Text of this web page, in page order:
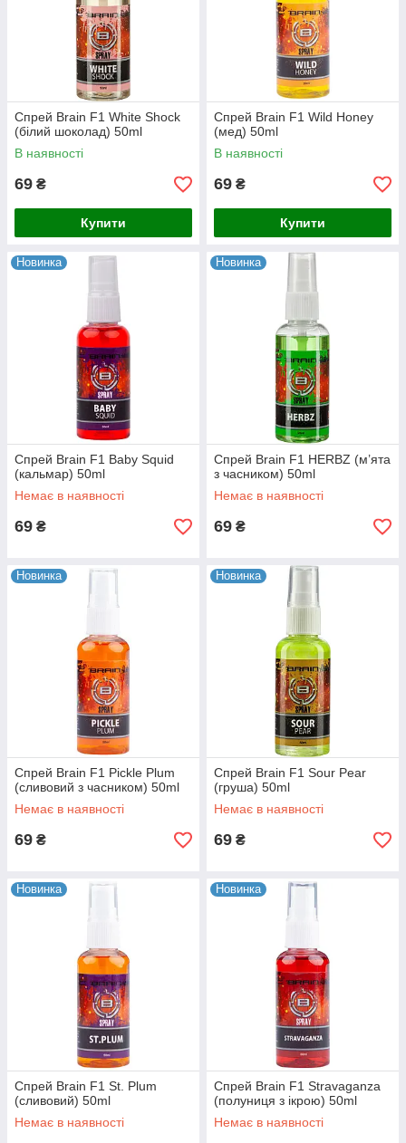
Спрей Brain F1 White Shock
(білий шоколад) 50ml
В наявності
69 ₴
Купити
Спрей Brain F1 Wild Honey
(мед) 50ml
В наявності
69 ₴
Купити
Новинка
Спрей Brain F1 Baby Squid
(кальмар) 50ml
Немає в наявності
69 ₴
Новинка
Спрей Brain F1 HERBZ (м’ята
з часником) 50ml
Немає в наявності
69 ₴
Новинка
Спрей Brain F1 Pickle Plum
(сливовий з часником) 50ml
Немає в наявності
69 ₴
Новинка
Спрей Brain F1 Sour Pear
(груша) 50ml
Немає в наявності
69 ₴
Новинка
Спрей Brain F1 St. Plum
(сливовий) 50ml
Немає в наявності
Новинка
Спрей Brain F1 Stravaganza
(полуниця з ікрою) 50ml
Немає в наявності